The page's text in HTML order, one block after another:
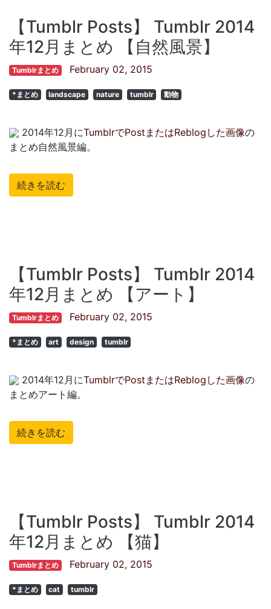
【Tumblr Posts】 Tumblr 2014
年12月まとめ 【自然風景】
Tumblrまとめ February 02, 2015
*まとめ landscape nature tumblr 動物
2014年12月にTumblrでPostまたはReblogした画像の
まとめ自然風景編。
続きを読む
【Tumblr Posts】 Tumblr 2014
年12月まとめ 【アート】
Tumblrまとめ February 02, 2015
*まとめ art design tumblr
2014年12月にTumblrでPostまたはReblogした画像の
まとめアート編。
続きを読む
【Tumblr Posts】 Tumblr 2014
年12月まとめ 【猫】
Tumblrまとめ February 02, 2015
*まとめ cat tumblr